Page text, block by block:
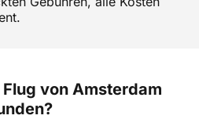
von Amsterdam